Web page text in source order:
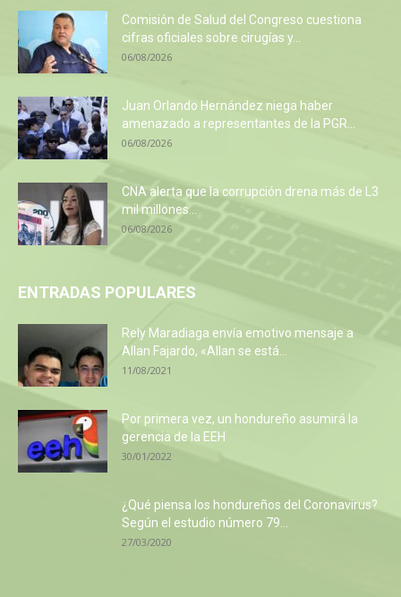
Comisión de Salud del Congreso cuestiona
cifras oficiales sobre cirugías y...
06/08/2026
Juan Orlando Hernández niega haber
amenazado a representantes de la PGR...
06/08/2026
CNA alerta que la corrupción drena más de L3
mil millones...
06/08/2026
ENTRADAS POPULARES
Rely Maradiaga envía emotivo mensaje a
Allan Fajardo, «Allan se está...
11/08/2021
Por primera vez, un hondureño asumirá la
gerencia de la EEH
30/01/2022
¿Qué piensa los hondureños del Coronavirus?
Según el estudio número 79...
27/03/2020